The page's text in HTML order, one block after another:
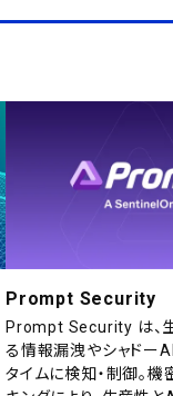
Prompt Security
Prompt Security は、
る情報漏洩やシャドー
タイムに検知・制御。